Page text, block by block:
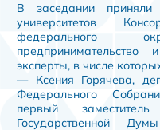
В заседании приняли
университетов
федерального
эксперты, в числе
— Ксения Горячева,
Федерального
первый
Государственной